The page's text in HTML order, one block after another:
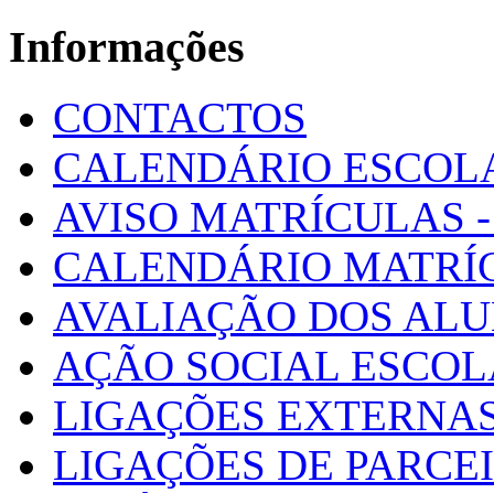
Informações
CONTACTOS
CALENDÁRIO
AVISO MATRÍCULAS
CALENDÁRIO
AVALIAÇÃO DOS
AÇÃO SOCIAL
LIGAÇÕES
LIGAÇÕES DE